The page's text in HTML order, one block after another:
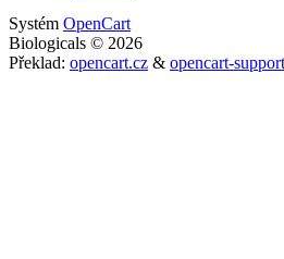
Systém OpenCart
Biologicals © 2026
Překlad: opencart.cz & opencart-